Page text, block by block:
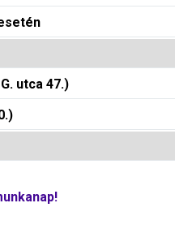
utca 47.)